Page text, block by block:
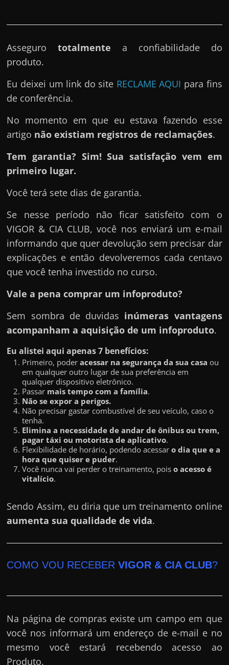
Assegurototalmente a confiabilidade do
produto.
Eu deixei um link do site RECLAME AQUI para fins
de conferência.
No momento em que eu estava fazendo esse
artigo não existiam registros de reclamações.
Tem garantia? Sim! Sua satisfação vem em
primeiro lugar.
Você terá sete dias de garantia.
Se nesse período não ficar satisfeito com o
VIGOR & CIA CLUB, você nos enviará um e-mail
informando que quer devolução sem precisar dar
explicações e então devolveremos cada centavo
que você tenha investido no curso.
Vale a pena comprar um infoproduto?
Sem sombra de duvidas inúmeras vantagens
acompanham a aquisição de um infoproduto.
Eu alistei aqui apenas 7 benefícios:
Primeiro, poderacessar na segurança da sua casa ou
em qualquer outro lugar de sua preferência em
qualquer dispositivo eletrônico.
Passar mais tempo com a família.
Não se expor a perigos.
Não precisar gastar combustível de seu veículo, caso o
tenha.
Elimina a necessidade de andar de ônibus ou trem,
pagar táxi ou motorista de aplicativo.
Flexibilidade de horário, podendo acessaro dia que e a
hora que quiser e puder.
Você nunca vai perder o treinamento, poiso acesso é
vitalício.
Sendo Assim, eu diria que um treinamento online
aumenta sua qualidade de vida.
COMO VOU RECEBERVIGOR & CIA CLUB?
Na página de compras existe um campo em que
você nos informará um endereço de e-mail e no
mesmo você estará recebendo acesso ao
Produto.